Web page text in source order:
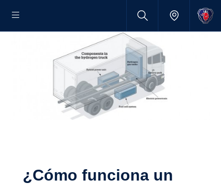
¿Cómo funciona un